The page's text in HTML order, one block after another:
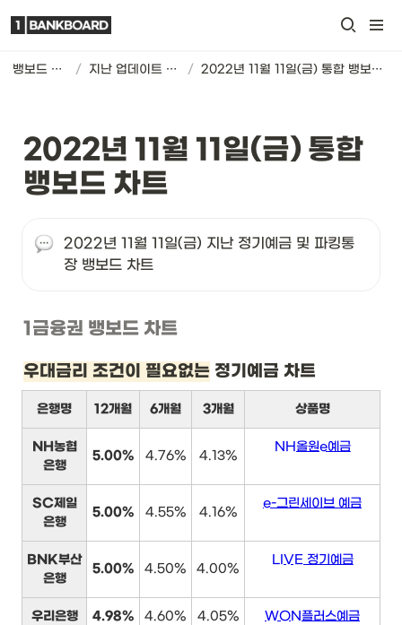
뱅보드 차트 / 지난 업데이트 기록 / 2022년 11월 11일(금) 통합 뱅보드 차트
2022년 11월 11일(금) 통합
뱅보드 차트
2022년 11월 11일(금) 지난 정기예금 및 파킹통
장 뱅보드 차트
1금융권 뱅보드 차트
우대금리 조건이 필요없는 정기예금 차트
은행명 12개월 6개월 3개월 상품명
NH농협
은행
5.00% 4.76% 4.13%
NH올원e예금
SC제일
은행
5.00% 4.55% 4.16%
e-그린세이브 예금
BNK부산
은행
5.00% 4.50% 4.00%
LIVE 정기예금
우리은행 4.98% 4.60% 4.05% WON플러스예금